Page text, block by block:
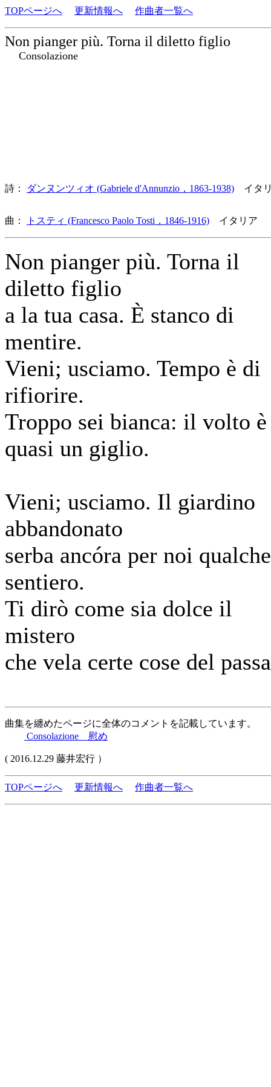
TOPページへ 更新情報へ 作曲者一覧へ
Non pianger più. Torna il diletto figlio
Consolazione
詩： ダンヌンツィオ (Gabriele d'Annunzio，1863-1938) イタ
曲： トスティ (Francesco Paolo Tosti，1846-1916) イタリア
Non pianger più. Torna il
diletto figlio
a la tua casa. È stanco di
mentire.
Vieni; usciamo. Tempo è di
rifiorire.
Troppo sei bianca: il volto è
quasi un giglio.
Vieni; usciamo. Il giardino
abbandonato
serba ancóra per noi qualche
sentiero.
Ti dirò come sia dolce il
mistero
che vela certe cose del
曲集を纏めたページに全体のコメントを記載しています。
Consolazione 慰め
( 2016.12.29 藤井宏行 ）
TOPページへ 更新情報へ 作曲者一覧へ